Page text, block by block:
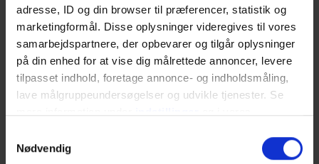
adresse, ID og din browser til præferencer, statistik og
marketingformål. Disse oplysninger videregives til vores
samarbejdspartnere, der opbevarer og tilgår oplysninger
på din enhed for at vise dig målrettede annoncer, levere
tilpasset indhold, foretage annonce- og indholdsmåling,
lave målgruppeundersøgelser og udvikle tjenester. Se
tilbage eller ændre indstillinger fra vores
Nødvendig
KATEGORIER
Behandlernetværk
Detail & erhverv
Erhvervsguiden (Medlem til medlem)
Faglært arbejdskraft